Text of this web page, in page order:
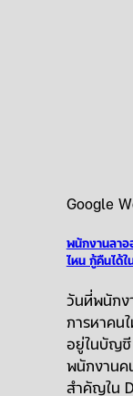
Google
พนักงานลาอ
ไหน กู้คืนได้
วันที่พนักง
การหาคน
อยู่ในบัญชี
พนักงานค
สำคัญใน